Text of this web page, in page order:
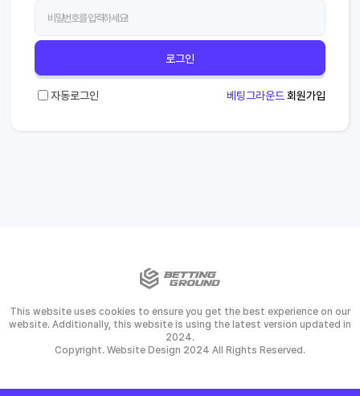
로그인
자동로그인 베팅그라운드 회원가입
This website uses cookies to ensure you get the best experience on our
website. Additionally, this website is using the latest version updated in
2024.
Copyright. Website Design 2024 All Rights Reserved.